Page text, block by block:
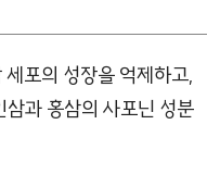
포의 성장을 억제하고,
과 홍삼의 사포닌 성분